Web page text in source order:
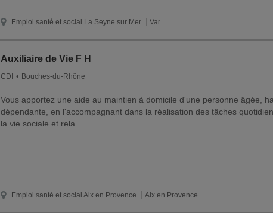
Emploi santé et social La Seyne sur Mer Var
Auxiliaire de Vie F H
CDI Bouches-du-Rhône
Vous apportez une aide au maintien à domicile d'une personne âgée,
dépendante, en l'accompagnant dans la réalisation des tâches
la vie sociale et rela…
Emploi santé et socialAix en Provence Aix en Provence